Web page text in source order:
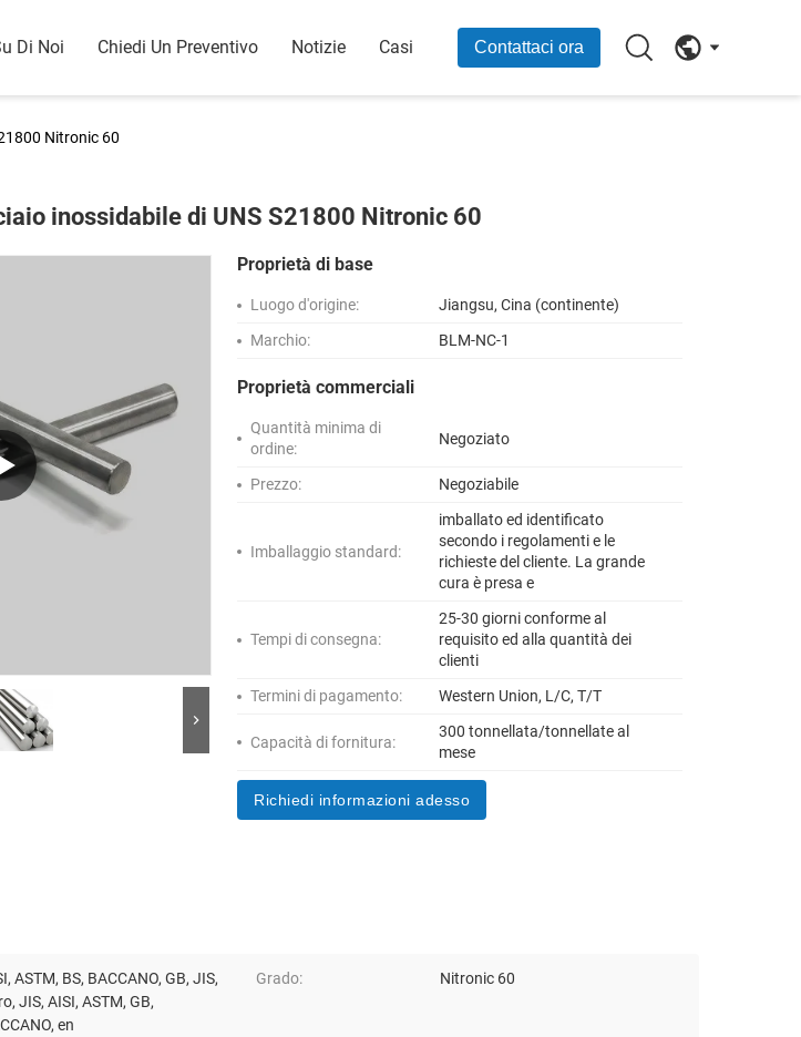
Di Noi Chiedi Un Preventivo Notizie Casi Contattaci ora
Nitronic 60
inossidabile di UNS S21800 Nitronic 60
Proprietà di base
Luogo d'origine:
Jiangsu, Cina (continente)
Marchio:
BLM-NC-1
Proprietà commerciali
Quantità minima di
ordine:
Negoziato
Prezzo: Negoziabile
Imballaggio standard:
imballato ed identificato
secondo i regolamenti e le
richieste del cliente. La grande
cura è presa e
Tempi di consegna:
25-30 giorni conforme al
requisito ed alla quantità dei
clienti
Termini di pagamento:
Western Union, L/C, T/T
Capacità di fornitura:
300 tonnellata/tonnellate al
mese
Richiedi informazioni adesso
ASTM, BS, BACCANO, GB, JIS,
JIS, AISI, ASTM, GB,
en
Grado: Nitronic 60